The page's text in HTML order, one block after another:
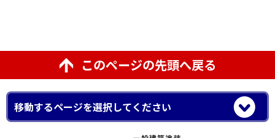
このページの先頭へ戻る